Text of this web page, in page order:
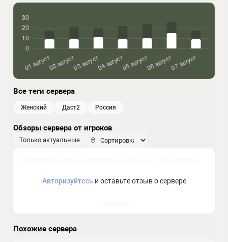
Все теги сервера
женский даст2 россия
Обзоры сервера от игроков
Только актуальные
Авторизуйтесьи оставьте отзыв о сервере
Похожие сервера